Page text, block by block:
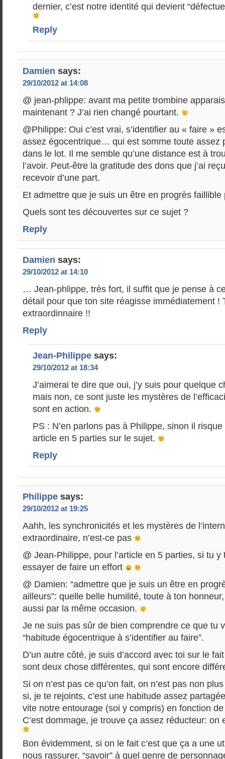
dernier, c’est notre identité qui devient
Reply
Damien says:
29/10/2012 at 14:08
@ jean-phlippe: avant ma petite trombine
maintenant ? J’ai rien changé pourtant.
@Philippe: Oui c’est vrai, s’identifier au « faire »
assez égocentrique… qui est somme toute assez
dans le lot. Il me semble qu’une distance est à
l’avoir. Peut-être la gratitude des dons que j’ai
recevoir d’une part.
Et admettre que je suis un être en progrès faillible
Quels sont tes découvertes sur ce sujet ?
Reply
Damien says:
29/10/2012 at 14:10
… Jean-phlippe, très fort, il suffit que je pense à
détail pour que ton site réagisse immédiatement !
extraordinnaire !!
Reply
Jean-Philippe says:
29/10/2012 at 18:34
J’aimerai te dire que oui, j’y suis pour quelque
mais non, ce sont juste les mystères de
sont en action.
PS : N’en parlons pas à Philippe, sinon il
article en 5 parties sur le sujet.
Reply
Philippe says:
29/10/2012 at 19:25
Aahh, les synchronicités et les mystères de
extraordinaire, n’est-ce pas
@ Jean-Philippe, pour l’article en 5 parties, si tu
essayer de faire un effort
@ Damien: “admettre que je suis un être en
ailleurs”: quelle belle humilité, toute à ton
aussi par la même occasion.
Je ne suis pas sûr de bien comprendre ce que tu
“habitude égocentrique à s’identifier au faire”.
D’un autre côté, je suis d’accord avec toi sur le fait
sont deux chose différentes, qui sont encore
Si on n’est pas ce qu’on fait, on n’est pas non
si, je te rejoints, c’est une habitude assez
vite notre entourage (soi y compris) en fonction de
C’est dommage, je trouve ça assez réducteur: on
Bon évidemment, si on le fait c’est que ça a une
nous rassurer, “savoir” à quel genre de